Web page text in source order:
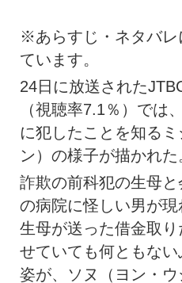
※あらすじ・ネタバ
ています。
24日に放送された
（視聴率7.1％）では
に犯したことを知る
ン）の様子が描かれた
詐欺の前科犯の生母
の病院に怪しい男が現
生母が送った借金取
せていても何ともな
姿が、ソヌ（ヨン・